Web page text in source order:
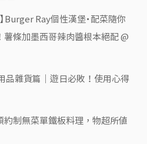
Burger Ray個性漢堡・配菜隨你
條加墨西哥辣肉醬根本絕配 @
品雜貨篇｜遊日必敗！使用心得
制無菜單鐵板料理，物超所值